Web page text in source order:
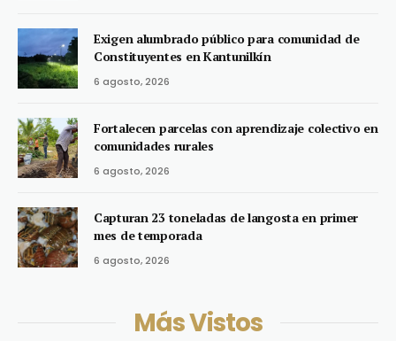
Exigen alumbrado público para comunidad de
Constituyentes en Kantunilkín
6 agosto, 2026
Fortalecen parcelas con aprendizaje colectivo en
comunidades rurales
6 agosto, 2026
Capturan 23 toneladas de langosta en primer
mes de temporada
6 agosto, 2026
Más Vistos